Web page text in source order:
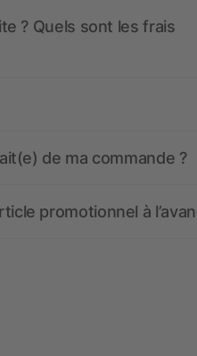
? Quels sont les frais
de ma commande ?
promotionnel à